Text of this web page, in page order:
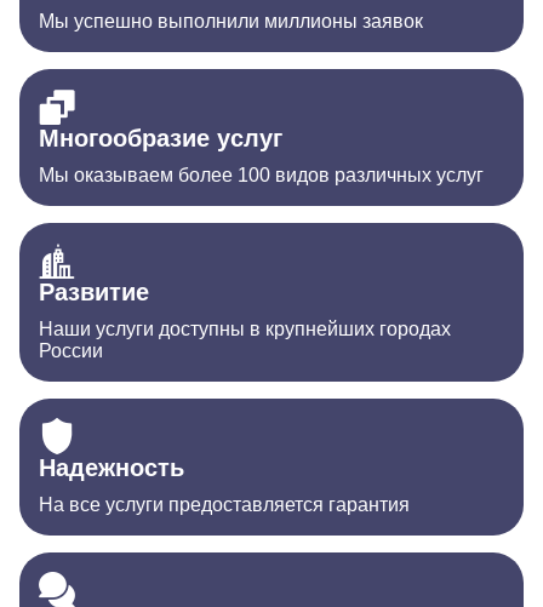
Мы успешно выполнили миллионы заявок
Многообразие услуг
Мы оказываем более 100 видов различных услуг
Развитие
Наши услуги доступны в крупнейших городах
России
Надежность
На все услуги предоставляется гарантия